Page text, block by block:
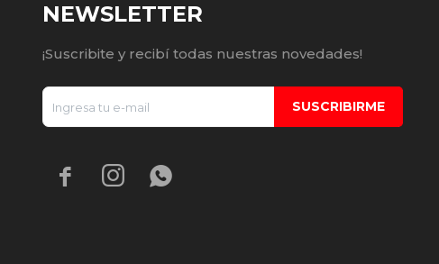
NEWSLETTER
¡Suscribite y recibí todas nuestras novedades!
SUSCRIBIRME
  